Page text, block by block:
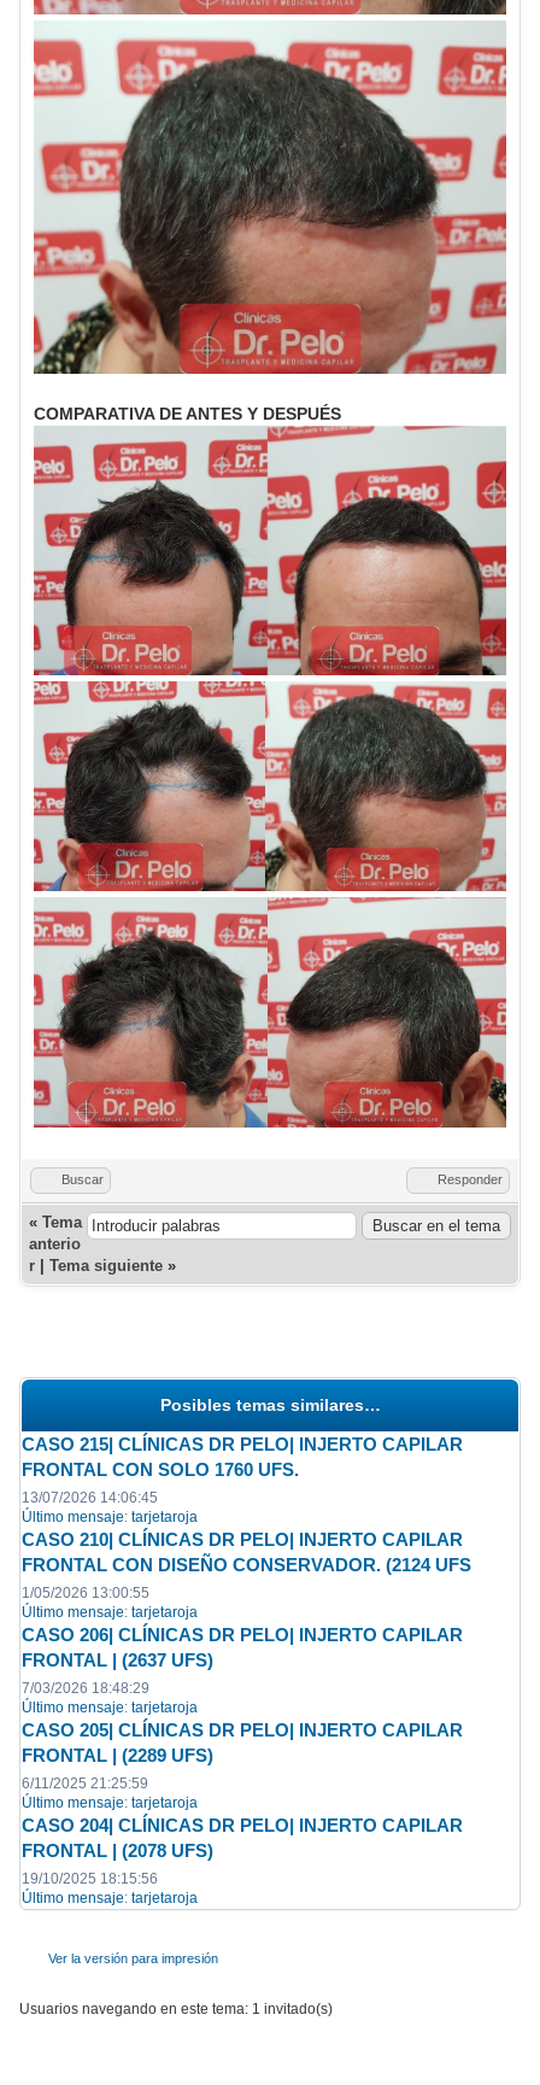
COMPARATIVA DE ANTES Y DESPUÉS
Buscar Responder
«Tema
anterio
r |Tema siguiente »
Posibles temas similares…
CASO 215| CLÍNICAS DR PELO| INJERTO CAPILAR
FRONTAL CON SOLO 1760 UFS.
13/07/2026 14:06:45
Último mensaje:tarjetaroja
CASO 210| CLÍNICAS DR PELO| INJERTO CAPILAR
FRONTAL CON DISEÑO CONSERVADOR. (2124 UFS
1/05/2026 13:00:55
Último mensaje:tarjetaroja
CASO 206| CLÍNICAS DR PELO| INJERTO CAPILAR
FRONTAL | (2637 UFS)
7/03/2026 18:48:29
Último mensaje:tarjetaroja
CASO 205| CLÍNICAS DR PELO| INJERTO CAPILAR
FRONTAL | (2289 UFS)
6/11/2025 21:25:59
Último mensaje:tarjetaroja
CASO 204| CLÍNICAS DR PELO| INJERTO CAPILAR
FRONTAL | (2078 UFS)
19/10/2025 18:15:56
Último mensaje:tarjetaroja
Ver la versión para impresión
Usuarios navegando en este tema: 1 invitado(s)